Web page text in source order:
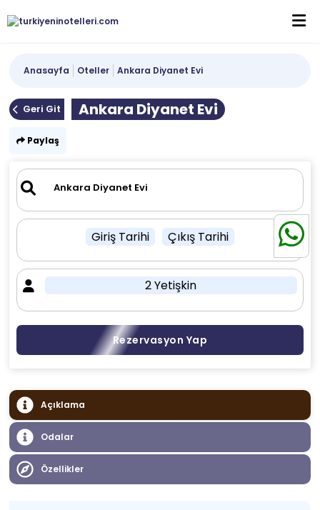
Anasayfa Oteller Ankara Diyanet Evi
Geri Git Ankara Diyanet Evi
Paylaş
Giriş Tarihi Çıkış Tarihi
2 Yetişkin
Rezervasyon Yap
Açıklama
Odalar
Özellikler